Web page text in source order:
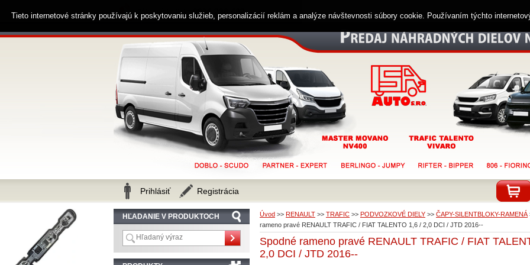
Úvod >> RENAULT >> TRAFIC >> PODVOZKOVÉ DIELY >> ČAPY-SILENTBLOKY-RAMENÁ
rameno pravé RENAULT TRAFIC / FIAT TALENTO 1,6 / 2,0 DCI / JTD 2016--
Spodné rameno pravé RENAULT TRAFIC / FIAT
2,0 DCI / JTD 2016--
HĽADANIE V PRODUKTOCH
Zákaznícka linka 0914 238 482
Prihlásiť Registrácia
Tieto internetové stránky používajú k poskytovaniu služieb, personalizácií reklám a analýze návštevnosti súbory cookie. Používaním týchto